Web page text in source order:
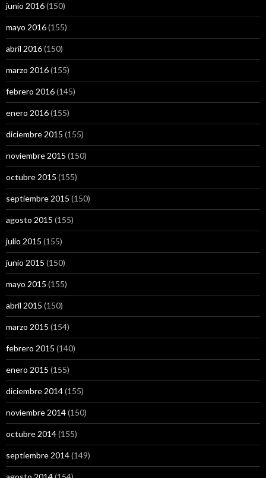
junio 2016(150)
mayo 2016(155)
abril 2016(150)
marzo 2016(155)
febrero 2016(145)
enero 2016(155)
diciembre 2015 (155)
noviembre 2015 (150)
octubre 2015 (155)
septiembre 2015 (150)
agosto 2015 (155)
julio 2015 (155)
junio 2015 (150)
mayo 2015 (155)
abril 2015 (150)
marzo 2015 (154)
febrero 2015 (140)
enero 2015 (155)
diciembre 2014(155)
noviembre 2014(150)
octubre 2014(155)
septiembre 2014(149)